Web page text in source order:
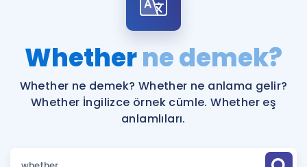
ÜYE DEĞİLİM
Remzi Hoca ile seni sınava hazırlayacak onlarca eğitim seni
bekliyor!
Faydalı Araçlar
Hakkımızda
Whetherne demek?
Whether ne demek? Whether ne anlama gelir?
Whether İngilizce örnek cümle. Whether eş
anlamlıları.